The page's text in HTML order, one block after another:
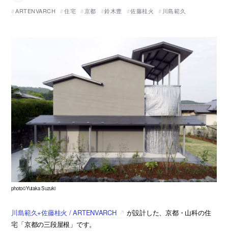
ARTENVARCH
住宅 京都 鈴木豊 佐藤桂火 川島範久
photo©Yutaka Suzuki
川島範久+佐藤桂火 / ARTENVARCH
が設計した、京都・山科の住
宅「京都の三段屋根」です。